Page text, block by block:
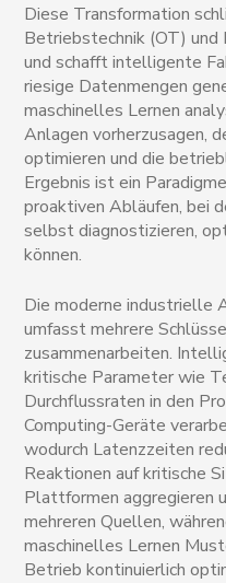
Diese Transformation
Betriebstechnik (OT)
und schafft intelligente
riesige Datenmengen
maschinelles Lernen
Anlagen vorherzusagen,
optimieren und die
Ergebnis ist ein
proaktiven Abläufen, bei
selbst diagnostizieren,
können.
Die moderne industrielle
umfasst mehrere
zusammenarbeiten.
kritische Parameter wie
Durchflussraten in den
Computing-Geräte
wodurch Latenzzeiten
Reaktionen auf kritische
Plattformen aggregieren
mehreren Quellen,
maschinelles Lernen
Betrieb kontinuierlich